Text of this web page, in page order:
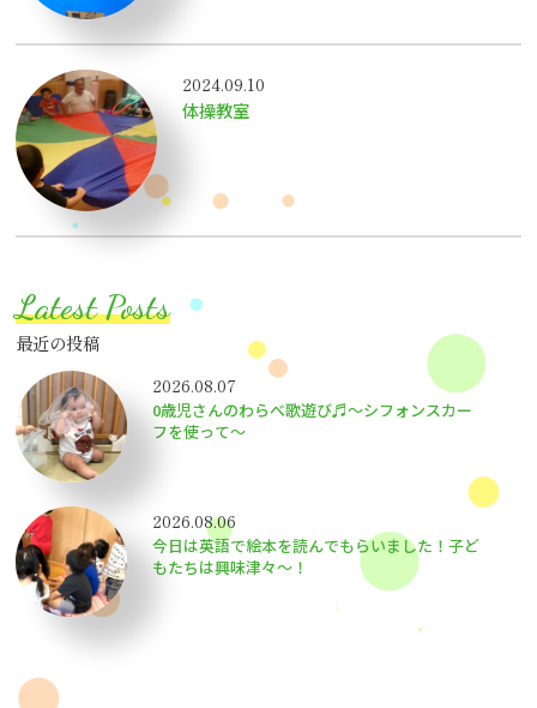
2024.09.10
体操教室
Latest Posts
最近の投稿
2026.08.07
0歳児さんのわらべ歌遊び♬～シフォンスカー
フを使って～
2026.08.06
今日は英語で絵本を読んでもらいました！子ど
もたちは興味津々〜！